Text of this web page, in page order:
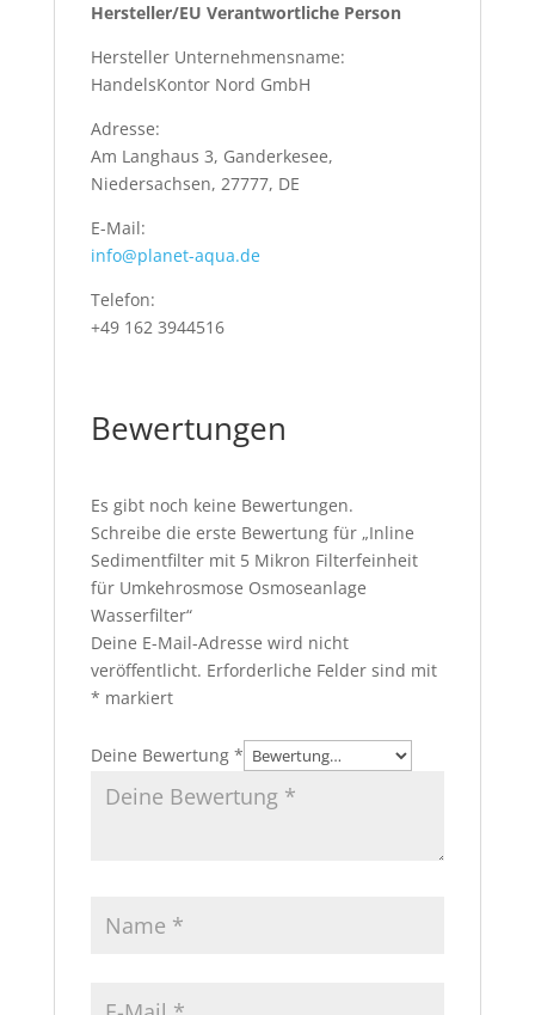
Hersteller/EU Verantwortliche Person
Hersteller Unternehmensname:
HandelsKontor Nord GmbH
Adresse:
Am Langhaus 3, Ganderkesee,
Niedersachsen, 27777, DE
E-Mail:
info@planet-aqua.de
Telefon:
+49 162 3944516
Bewertungen
Es gibt noch keine Bewertungen.
Schreibe die erste Bewertung für „Inline
Sedimentfilter mit 5 Mikron Filterfeinheit
für Umkehrosmose Osmoseanlage
Wasserfilter“
Deine E-Mail-Adresse wird nicht
veröffentlicht. Erforderliche Felder sind mit
* markiert
Deine Bewertung *